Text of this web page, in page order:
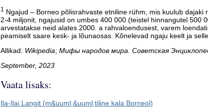
1
Ngajud – Borneo põlisrahvaste etniline rühm, mis kuulub dajaki
2-4 miljonit, ngajusid on umbes 400 000 (teistel hinnangutel 500
arvestatakse neid alates 2000. a rahvaloendusest, varem
peamiselt saare kesk- ja lõunaosas. Kõnelevad ngaju keelt ja
Allikad: Wikipedia; Мифы народов мира. Советская
September, 2023
Vaata lisaks:
Ila-Ilai Langit (m&uuml;&uuml;tiline kala Borneol)